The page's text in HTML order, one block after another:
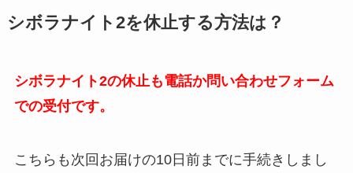
シボラナイト2を休止する方法は？
シボラナイト2の休止も電話か問い合わせフォーム
での受付です。
こちらも次回お届けの10日前までに手続きしまし